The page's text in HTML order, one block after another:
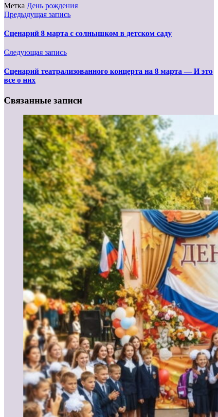
Метка День рождения
Предыдущая запись
Сценарий 8 марта с солнышком в детском саду
Следующая запись
Сценарий театрализованного концерта на 8 марта — И это
все о них
Связанные записи